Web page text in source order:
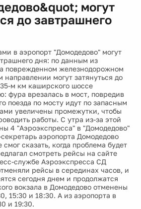
могут
до завтрашнего
в аэропорт "Домодедово" могут
дня: по данным из
поврежденном железнодорожном
могут затянуться до
м км каширского шоссе
фура врезалась в мост, повредив
поезда по мосту идут по запасным
увеличены промежутки, чтобы
работы. С утра из-за этой
4 "Аэроэкспресса" в "Домодедово"
аэропорта Домодедово
сказать, когда проблема будет
смотреть рейсы на сайте
службе Аэроэкспресса СД
рейсы в серединах часов, и
сегодня днем и продолжатся
вокзала в Домодедово отменены
15:30 и 18:30. А из аэропорта в
и 19:30.